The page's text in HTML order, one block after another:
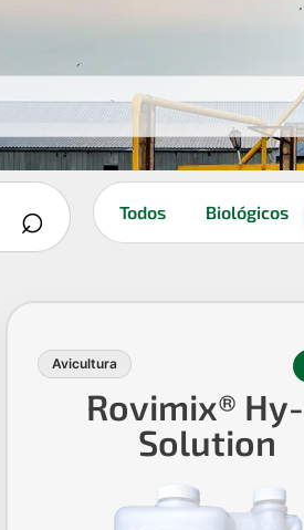
⌕ Todos Biológicos
Avicultura
Rovimix®
Solution